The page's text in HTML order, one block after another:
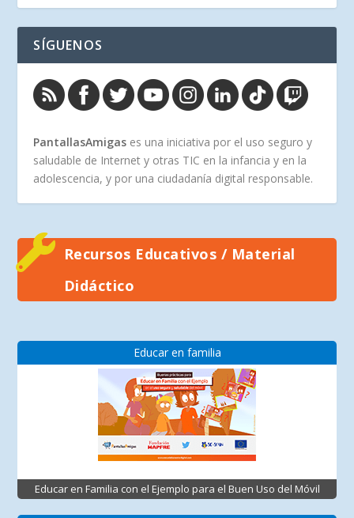
SÍGUENOS
PantallasAmigas es una iniciativa por el uso seguro y
saludable de Internet y otras TIC en la infancia y en la
adolescencia, y por una ciudadanía digital responsable.
Recursos Educativos / Material
Didáctico
Educar en familia
Educar en Familia con el Ejemplo para el Buen Uso del Móvil